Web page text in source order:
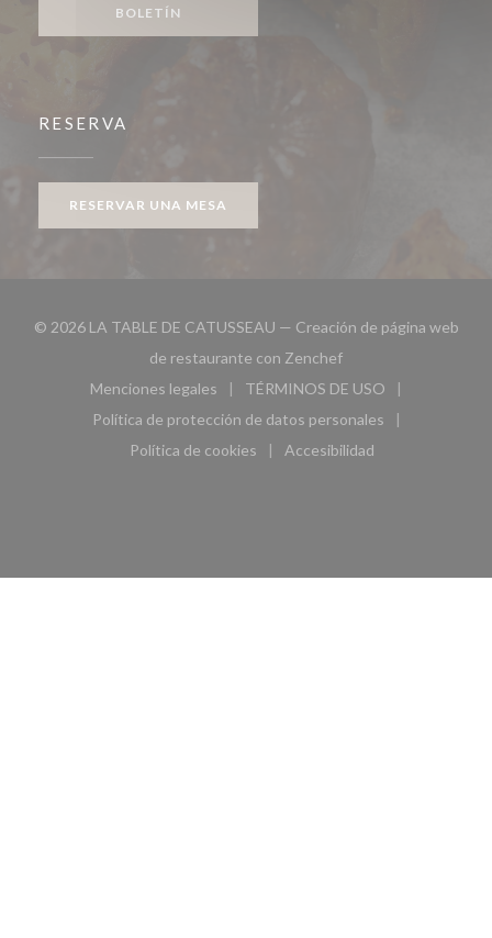
BOLETÍN
RESERVA
RESERVAR UNA MESA
© 2026 LA TABLE DE CATUSSEAU — Creación de página web
de restaurante con Zenchef((abre en una nueva
Menciones legales
((abre en una nueva ventana))
TÉRMINOS DE USO
((abre en una nueva
Política de protección de datos personales
((abre en una nueva ventana))
Política de cookies
((abre en una nueva ventana))
Accesibilidad